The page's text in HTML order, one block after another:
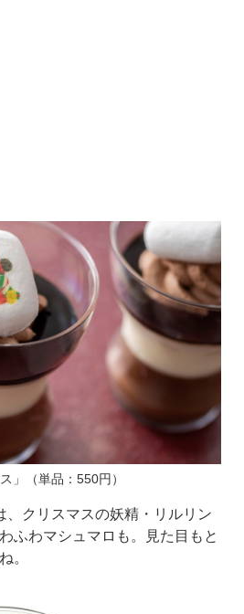
」（単品：550円）
クリスマスの妖精・リルリン
ふわマシュマロも。見た目もと
。